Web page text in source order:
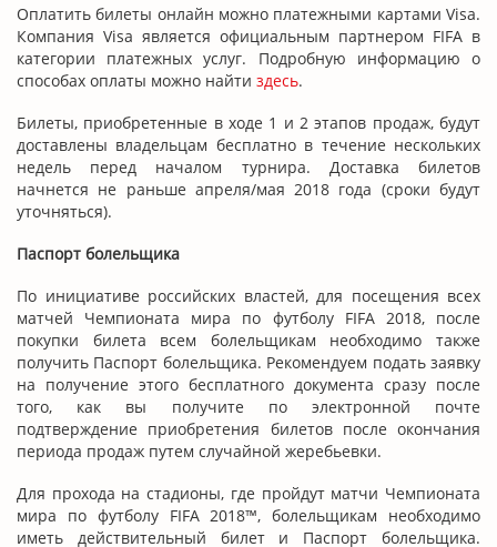
Оплатить билеты онлайн можно платежными картами Visa.
Компания Visa является официальным партнером FIFA в
категории платежных услуг. Подробную информацию о
способах оплаты можно найти здесь.
Билеты, приобретенные в ходе 1 и 2 этапов продаж, будут
доставлены владельцам бесплатно в течение нескольких
недель перед началом турнира. Доставка билетов
начнется не раньше апреля/мая 2018 года (сроки будут
уточняться).
Паспорт болельщика
По инициативе российских властей, для посещения всех
матчей Чемпионата мира по футболу FIFA 2018, после
покупки билета всем болельщикам необходимо также
получить Паспорт болельщика. Рекомендуем подать заявку
на получение этого бесплатного документа сразу после
того, как вы получите по электронной почте
подтверждение приобретения билетов после окончания
периода продаж путем случайной жеребьевки.
Для прохода на стадионы, где пройдут матчи Чемпионата
мира по футболу FIFA 2018™, болельщикам необходимо
иметь действительный билет и Паспорт болельщика.